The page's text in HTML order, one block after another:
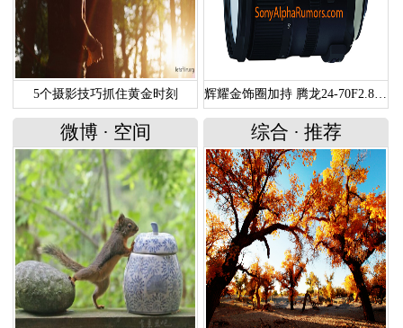
5个摄影技巧抓住黄金时刻 辉耀金饰圈加持 腾龙24-70F2.8G2谍照曝光
微博 · 空间 综合 · 推荐